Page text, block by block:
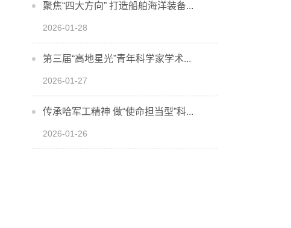
聚焦“四大方向” 打造船舶海洋装备...
2026-01-28
第三届“高地星光”青年科学家学术...
2026-01-27
传承哈军工精神 做“使命担当型”科...
2026-01-26